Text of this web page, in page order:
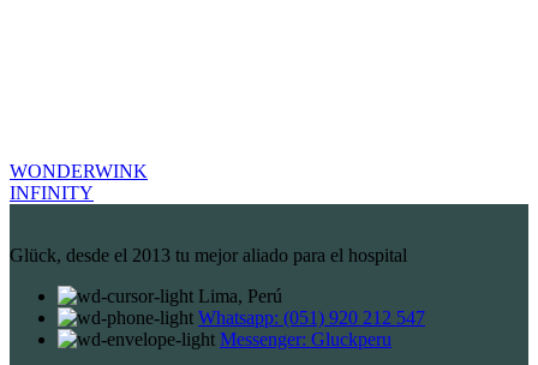
WONDERWINK
INFINITY
Glück, desde el 2013 tu mejor aliado para el hospital
Lima, Perú
Whatsapp: (051) 920 212 547
Messenger: Gluckperu